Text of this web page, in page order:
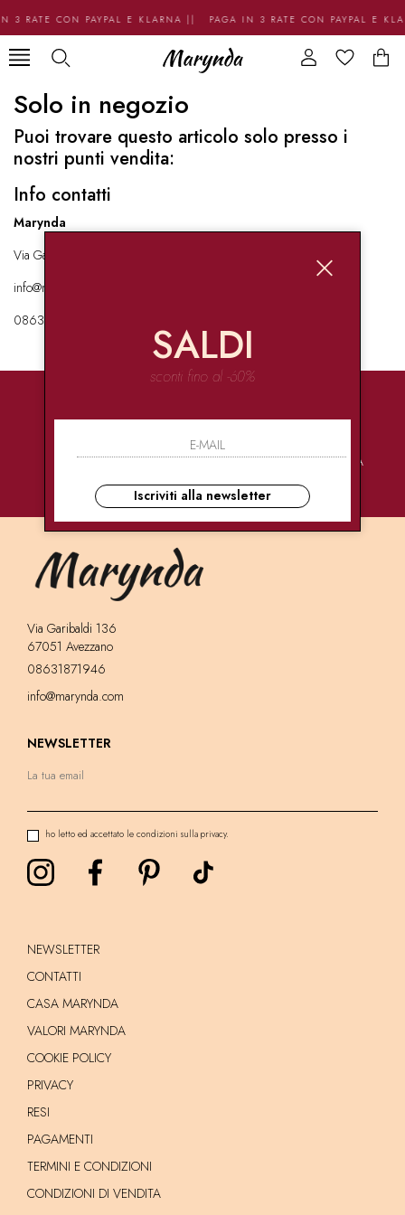
3 RATE CON PAYPAL E KLARNA || PAGA IN 3 RATE CON PAYPAL E
Solo in negozio
Puoi trovare questo articolo solo presso i
nostri punti vendita:
Info contatti
Marynda
Via Garibaldi 136 67051 Avezzano
info@marynda.com
08631871946
PAGAMENTI
CONSEGNE
ULTRA RAPIDE
ASSISTENZA
Via Garibaldi 136
67051 Avezzano
08631871946
info@marynda.com
NEWSLETTER
ho letto ed accettato le condizioni sulla privacy.
NEWSLETTER
CONTATTI
CASA MARYNDA
VALORI MARYNDA
COOKIE POLICY
PRIVACY
RESI
PAGAMENTI
TERMINI E CONDIZIONI
CONDIZIONI DI VENDITA
SALDI
sconti fino al -60%
Iscriviti alla newsletter